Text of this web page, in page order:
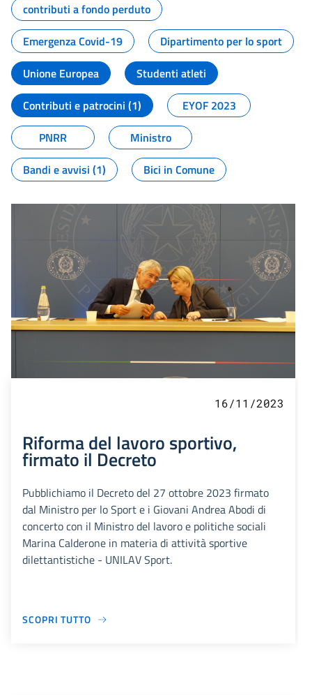
contributi a fondo perduto
Emergenza Covid-19
Dipartimento per lo sport
Unione Europea
Studenti atleti
Contributi e patrocini (1)
EYOF 2023
PNRR
Ministro
Bandi e avvisi (1)
Bici in Comune
16/11/2023
Riforma del lavoro sportivo,
firmato il Decreto
Pubblichiamo il Decreto del 27 ottobre 2023 firmato
dal Ministro per lo Sport e i Giovani Andrea Abodi di
concerto con il Ministro del lavoro e politiche sociali
Marina Calderone in materia di attività sportive
dilettantistiche - UNILAV Sport.
SCOPRI TUTTO